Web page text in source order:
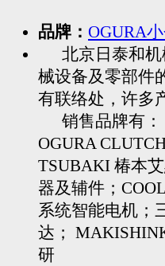
品牌： OGURA
北京日泰和机
械设备及零部件
有联络处，许多
销售品牌有：
OGURA
TSUBAKI 椿本
器及辅件；
系统智能电机；
达；
研